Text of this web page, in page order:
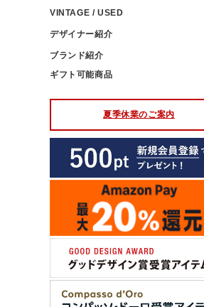
VINTAGE / USED
デザイナー紹介
ブランド紹介
ギフト可能商品
夏季休業のご案内